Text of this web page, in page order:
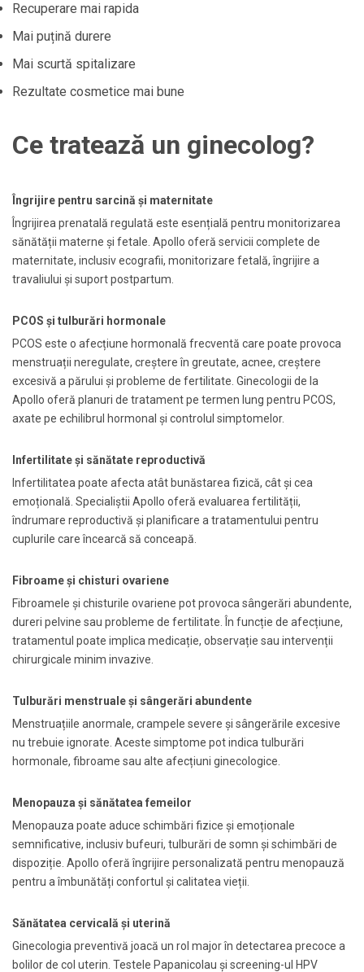
Recuperare mai rapida
Mai puțină durere
Mai scurtă spitalizare
Rezultate cosmetice mai bune
Ce tratează un ginecolog?
Îngrijire pentru sarcină și maternitate
Îngrijirea prenatală regulată este esențială pentru monitorizarea
sănătății materne și fetale. Apollo oferă servicii complete de
maternitate, inclusiv ecografii, monitorizare fetală, îngrijire a
travaliului și suport postpartum.
PCOS și tulburări hormonale
PCOS este o afecțiune hormonală frecventă care poate provoca
menstruații neregulate, creștere în greutate, acnee, creștere
excesivă a părului și probleme de fertilitate. Ginecologii de la
Apollo oferă planuri de tratament pe termen lung pentru PCOS,
axate pe echilibrul hormonal și controlul simptomelor.
Infertilitate și sănătate reproductivă
Infertilitatea poate afecta atât bunăstarea fizică, cât și cea
emoțională. Specialiștii Apollo oferă evaluarea fertilității,
îndrumare reproductivă și planificare a tratamentului pentru
cuplurile care încearcă să conceapă.
Fibroame și chisturi ovariene
Fibroamele și chisturile ovariene pot provoca sângerări abundente,
dureri pelvine sau probleme de fertilitate. În funcție de afecțiune,
tratamentul poate implica medicație, observație sau intervenții
chirurgicale minim invazive.
Tulburări menstruale și sângerări abundente
Menstruațiile anormale, crampele severe și sângerările excesive
nu trebuie ignorate. Aceste simptome pot indica tulburări
hormonale, fibroame sau alte afecțiuni ginecologice.
Menopauza și sănătatea femeilor
Menopauza poate aduce schimbări fizice și emoționale
semnificative, inclusiv bufeuri, tulburări de somn și schimbări de
dispoziție. Apollo oferă îngrijire personalizată pentru menopauză
pentru a îmbunătăți confortul și calitatea vieții.
Sănătatea cervicală și uterină
Ginecologia preventivă joacă un rol major în detectarea precoce a
bolilor de col uterin. Testele Papanicolau și screening-ul HPV